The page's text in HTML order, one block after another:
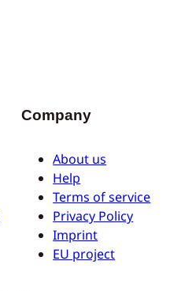
Company
About us
Help
Terms of service
Privacy Policy
Imprint
EU project